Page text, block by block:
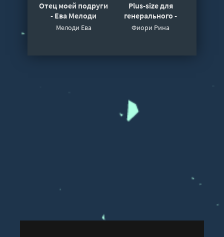
Отец моей подруги
- Ева Мелоди
Мелоди Ева
Plus-size для
генерального -
Рина Фиори
Фиори Рина